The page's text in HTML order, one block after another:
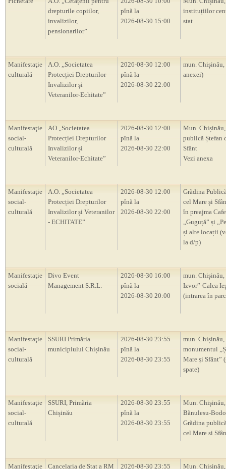
drepturile copiilor,
invalizilor,
pensionarilor”
pînă la
2026-08-30 15:00
instituțiilor
stat
Manifestaţie
culturală
A.O. ,,Societatea
Protecției Drepturilor
Invalizilor și
Veteranilor-Echitate”
2026-08-30 12:00
pînă la
2026-08-30 22:00
mun.
anexei)
Manifestaţie
social-
culturală
AO „Societatea
Protecției Drepturilor
Invalizilor și
Veteranilor-Echitate”
2026-08-30 12:00
pînă la
2026-08-30 22:00
Mun.
publică Ștefan
Sfânt
Vezi anexa
Manifestaţie
social-
culturală
A.O. „Societatea
Protecției Drepturilor
Invalizilor și Veteranilor
- ECHITATE”
2026-08-30 12:00
pînă la
2026-08-30 22:00
Grădina
cel Mare și
în preajma
„Guguță” și
și alte locații
la d/p)
Manifestaţie
socială
Divo Event
Management S.R.L.
2026-08-30 16:00
pînă la
2026-08-30 20:00
mun. Chișinău,
Izvor”-Calea
(intrarea în
Manifestaţie
social-
culturală
SSURI Primăria
municipiului Chișinău
2026-08-30 23:55
pînă la
2026-08-30 23:55
mun. Chișinău,
monumentul
Mare și Sfânt”
spate)
Manifestaţie
social-
culturală
SSURI, Primăria
Chișinău
2026-08-30 23:55
pînă la
2026-08-30 23:55
Mun. Chișinău,
Bănulesu-
Grădina
cel Mare si
Manifestaţie
Cancelaria de Stat a RM
2026-08-30 23:55
Mun.